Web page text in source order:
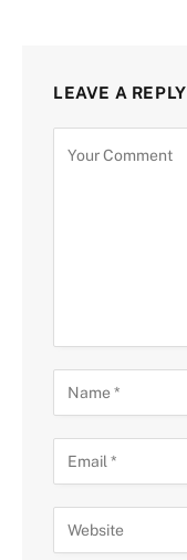
LEAVE A REPLY